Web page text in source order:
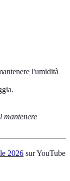
l'umidità
mantenere
2026 sur YouTube